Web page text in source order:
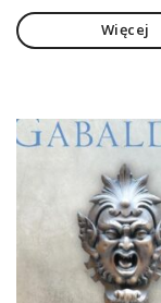
Więcej